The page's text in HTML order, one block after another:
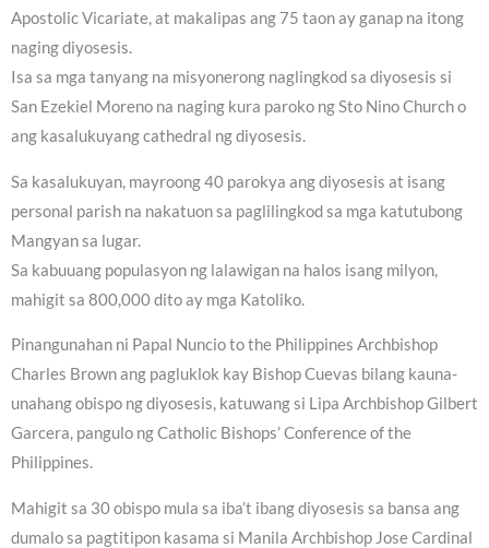
Apostolic Vicariate, at makalipas ang 75 taon ay ganap na itong
naging diyosesis.
Isa sa mga tanyang na misyonerong naglingkod sa diyosesis si
San Ezekiel Moreno na naging kura paroko ng Sto Nino Church o
ang kasalukuyang cathedral ng diyosesis.
Sa kasalukuyan, mayroong 40 parokya ang diyosesis at isang
personal parish na nakatuon sa paglilingkod sa mga katutubong
Mangyan sa lugar.
Sa kabuuang populasyon ng lalawigan na halos isang milyon,
mahigit sa 800,000 dito ay mga Katoliko.
Pinangunahan ni Papal Nuncio to the Philippines Archbishop
Charles Brown ang pagluklok kay Bishop Cuevas bilang kauna-
unahang obispo ng diyosesis, katuwang si Lipa Archbishop Gilbert
Garcera, pangulo ng Catholic Bishops’ Conference of the
Philippines.
Mahigit sa 30 obispo mula sa iba’t ibang diyosesis sa bansa ang
dumalo sa pagtitipon kasama si Manila Archbishop Jose Cardinal